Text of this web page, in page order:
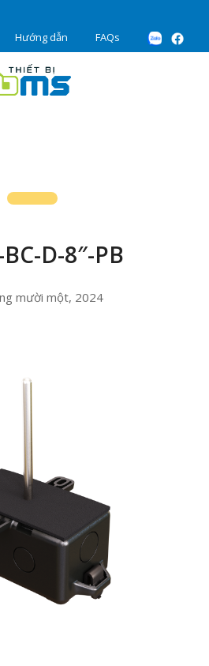
Hướng dẫn FAQs
D-8″-PB
mười một, 2024